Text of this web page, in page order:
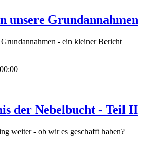
unsere Grundannahmen
- ein kleiner Bericht
der Nebelbucht - Teil II
weiter - ob wir es geschafft haben?